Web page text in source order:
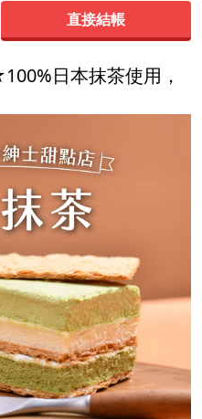
直接結帳
日本抹茶使用，